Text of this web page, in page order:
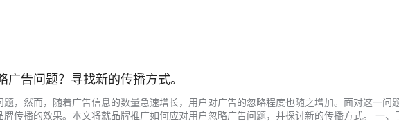
告问题？寻找新的传播方式。
，然而，随着广告信息的数量急速增长，用户对广告的忽略程度也随之增加。面对这一问
传播的效果。本文将就品牌推广如何应对用户忽略广告问题，并探讨新的传播方式。 一、